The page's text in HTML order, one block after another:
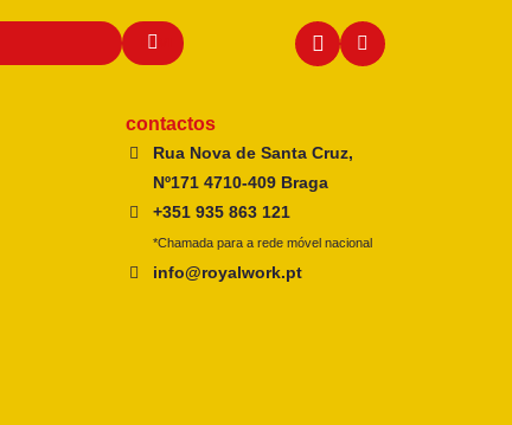
contactos
Rua Nova de Santa Cruz,
Nº171 4710-409 Braga
+351 935 863 121
*Chamada para a rede móvel nacional
info@royalwork.pt